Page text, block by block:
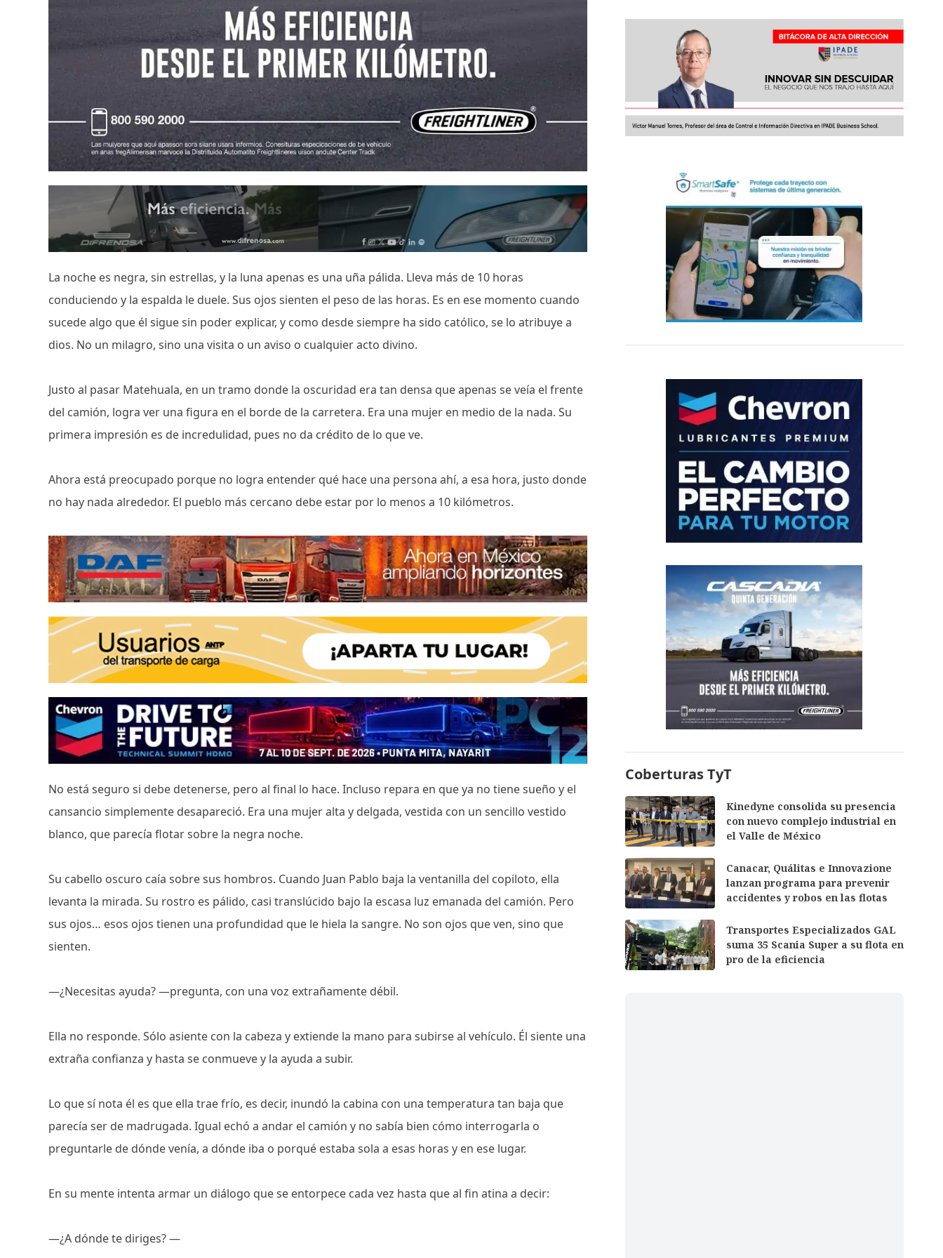
La noche es negra, sin estrellas, y la luna apenas es una uña pálida. Lleva más de 10 horas
conduciendo y la espalda le duele. Sus ojos sienten el peso de las horas. Es en ese momento cuando
sucede algo que él sigue sin poder explicar, y como desde siempre ha sido católico, se lo atribuye a
dios. No un milagro, sino una visita o un aviso o cualquier acto divino.
Justo al pasar Matehuala, en un tramo donde la oscuridad era tan densa que apenas se veía el frente
del camión, logra ver una figura en el borde de la carretera. Era una mujer en medio de la nada. Su
primera impresión es de incredulidad, pues no da crédito de lo que ve.
Ahora está preocupado porque no logra entender qué hace una persona ahí, a esa hora, justo donde
no hay nada alrededor. El pueblo más cercano debe estar por lo menos a 10 kilómetros.
No está seguro si debe detenerse, pero al final lo hace. Incluso repara en que ya no tiene sueño y el
cansancio simplemente desapareció. Era una mujer alta y delgada, vestida con un sencillo vestido
blanco, que parecía flotar sobre la negra noche.
Su cabello oscuro caía sobre sus hombros. Cuando Juan Pablo baja la ventanilla del copiloto, ella
levanta la mirada. Su rostro es pálido, casi translúcido bajo la escasa luz emanada del camión. Pero
sus ojos… esos ojos tienen una profundidad que le hiela la sangre. No son ojos que ven, sino que
sienten.
—¿Necesitas ayuda? —pregunta, con una voz extrañamente débil.
Ella no responde. Sólo asiente con la cabeza y extiende la mano para subirse al vehículo. Él siente una
extraña confianza y hasta se conmueve y la ayuda a subir.
Lo que sí nota él es que ella trae frío, es decir, inundó la cabina con una temperatura tan baja que
parecía ser de madrugada. Igual echó a andar el camión y no sabía bien cómo interrogarla o
preguntarle de dónde venía, a dónde iba o porqué estaba sola a esas horas y en ese lugar.
En su mente intenta armar un diálogo que se entorpece cada vez hasta que al fin atina a decir:
—¿A dónde te diriges? —
Coberturas TyT
Kinedyne consolida su presencia
con nuevo complejo industrial en
el Valle de México
Canacar, Quálitas e Innovazione
lanzan programa para prevenir
accidentes y robos en las flotas
Transportes Especializados GAL
suma 35 Scania Super a su flota en
pro de la eficiencia